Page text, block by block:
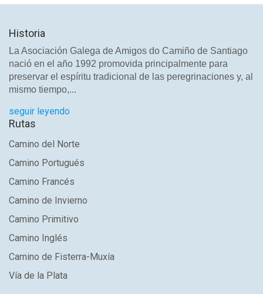
Historia
La Asociación Galega de Amigos do Camiño de Santiago
nació en el año 1992 promovida principalmente para
preservar el espíritu tradicional de las peregrinaciones y, al
mismo tiempo,...
seguir leyendo
Rutas
Camino del Norte
Camino Portugués
Camino Francés
Camino de Invierno
Camino Primitivo
Camino Inglés
Camino de Fisterra-Muxía
Vía de la Plata